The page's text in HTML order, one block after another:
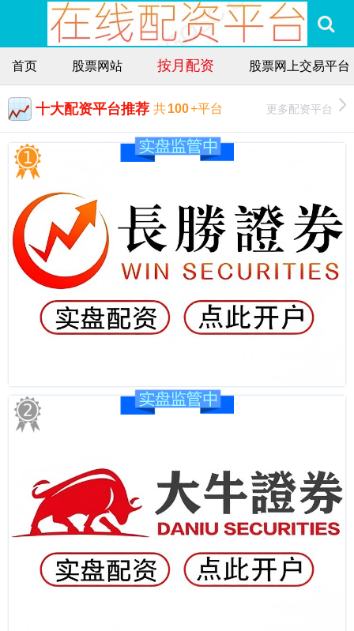
首页 股票网站 按月配资 股票网上交易平台
十大配资平台推荐 共100+平台 更多配资平台